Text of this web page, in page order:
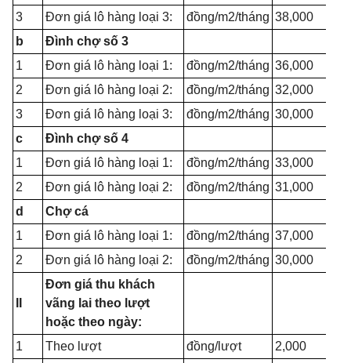
3
Đơn giá lô hàng loại 3: đồng/m2/tháng 38,000
b
Đình chợ số 3
1
Đơn giá lô hàng loại 1: đồng/m2/tháng 36,000
2
Đơn giá lô hàng loại 2: đồng/m2/tháng 32,000
3
Đơn giá lô hàng loại 3: đồng/m2/tháng 30,000
c
Đình chợ số 4
1
Đơn giá lô hàng loại 1: đồng/m2/tháng 33,000
2
Đơn giá lô hàng loại 2: đồng/m2/tháng 31,000
d
Chợ cá
1
Đơn giá lô hàng loại 1: đồng/m2/tháng 37,000
2
Đơn giá lô hàng loại 2: đồng/m2/tháng 30,000
Đơn giá thu khách
vãng lai theo lượt
hoặc theo ngày:
1
Theo lượt đồng/lượt 2,000